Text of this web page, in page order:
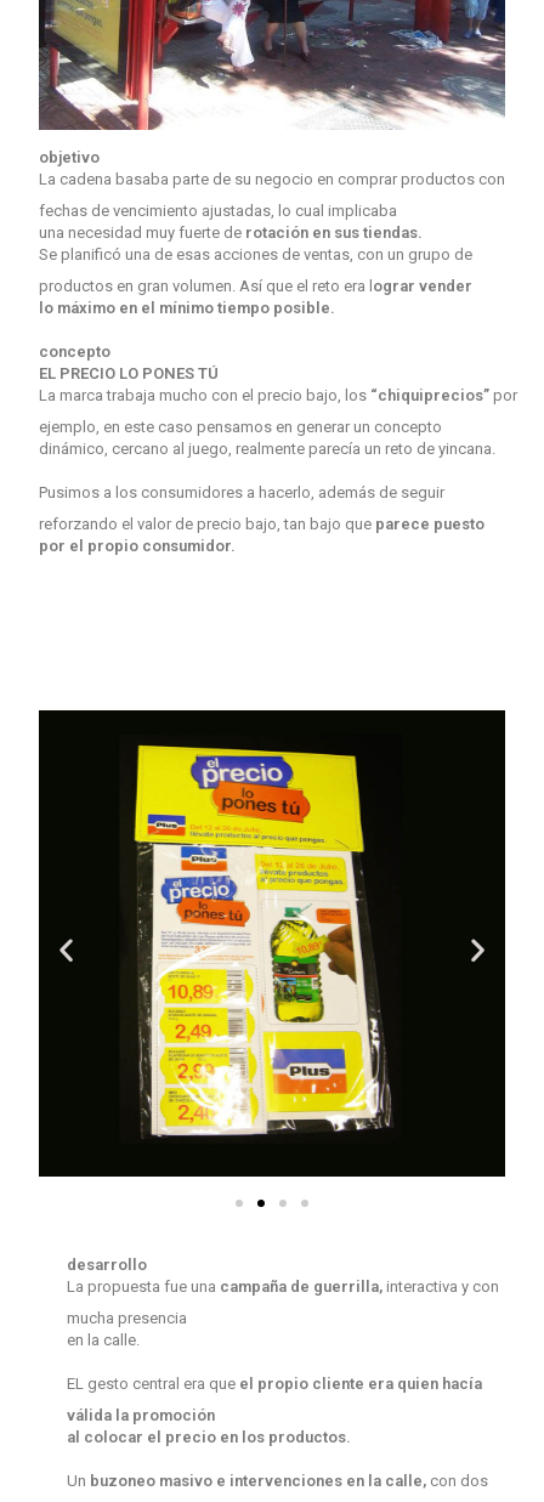
objetivo
La cadena basaba parte de su negocio en comprar productos con
fechas de vencimiento ajustadas, lo cual implicaba
una necesidad muy fuerte de rotación en sus tiendas.
Se planificó una de esas acciones de ventas, con un grupo de
productos en gran volumen. Así que el reto era l ograr vender
lo máximo en el mínimo tiempo posible.
concepto
EL PRECIO LO PONES TÚ
La marca trabaja mucho con el precio bajo, los “chiquiprecios” por
ejemplo, en este caso pensamos en generar un concepto
dinámico, cercano al juego, realmente parecía un reto de yincana.
Pusimos a los consumidores a hacerlo, además de seguir
reforzando el valor de precio bajo, tan bajo que parece puesto
por el propio consumidor.
desarrollo
La propuesta fue una campaña de guerrilla, interactiva y con
mucha presencia
en la calle.
EL gesto central era que el propio cliente era quien hacía
válida la promoción
al colocar el precio en los productos.
Un buzoneo masivo e intervenciones en la calle, con dos